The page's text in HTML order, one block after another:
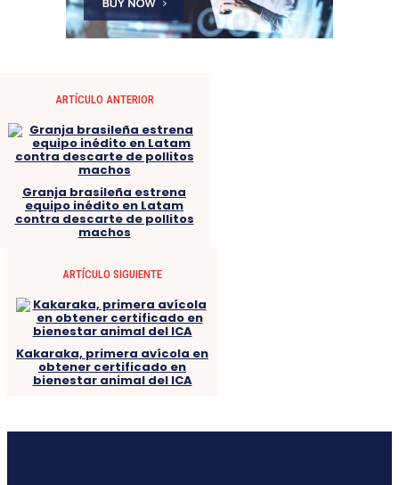
ARTÍCULO ANTERIOR
Granja brasileña estrena
equipo inédito en Latam
contra descarte de pollitos
machos
ARTÍCULO SIGUIENTE
Kakaraka, primera avícola en
obtener certificado en
bienestar animal del ICA